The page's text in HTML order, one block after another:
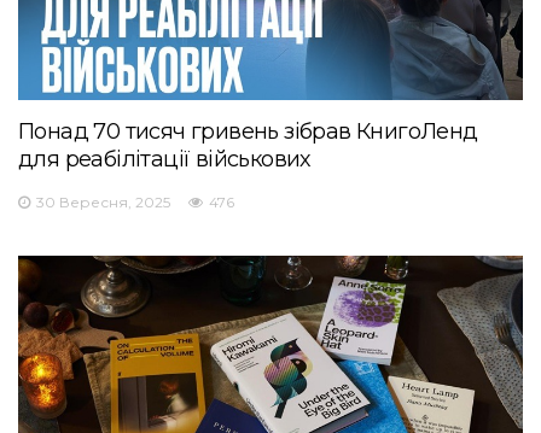
Понад 70 тисяч гривень зібрав КнигоЛенд
для реабілітації військових
30 Вересня, 2025 476